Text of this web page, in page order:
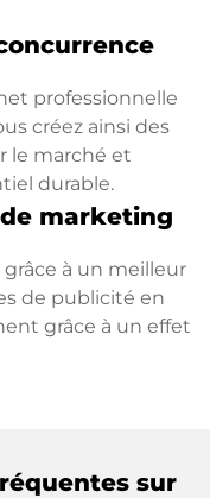
professionnelle
créez ainsi des
le marché et
durable.
marketing
à un meilleur
de publicité en
grâce à un effet
sur